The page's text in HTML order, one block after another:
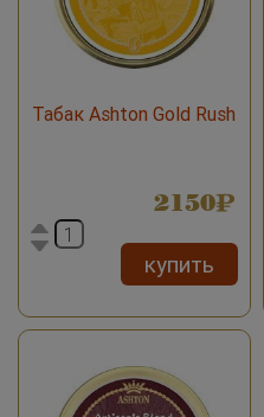
Табак Ashton Gold Rush
2150
купить